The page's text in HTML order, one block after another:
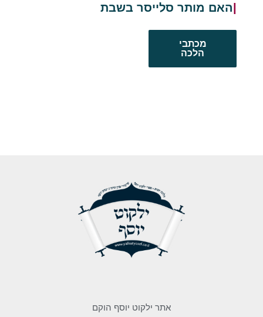
האם מותר סלייסר בשבת
מכתבי
הלכה
אתר ילקוט יוסף הוקם